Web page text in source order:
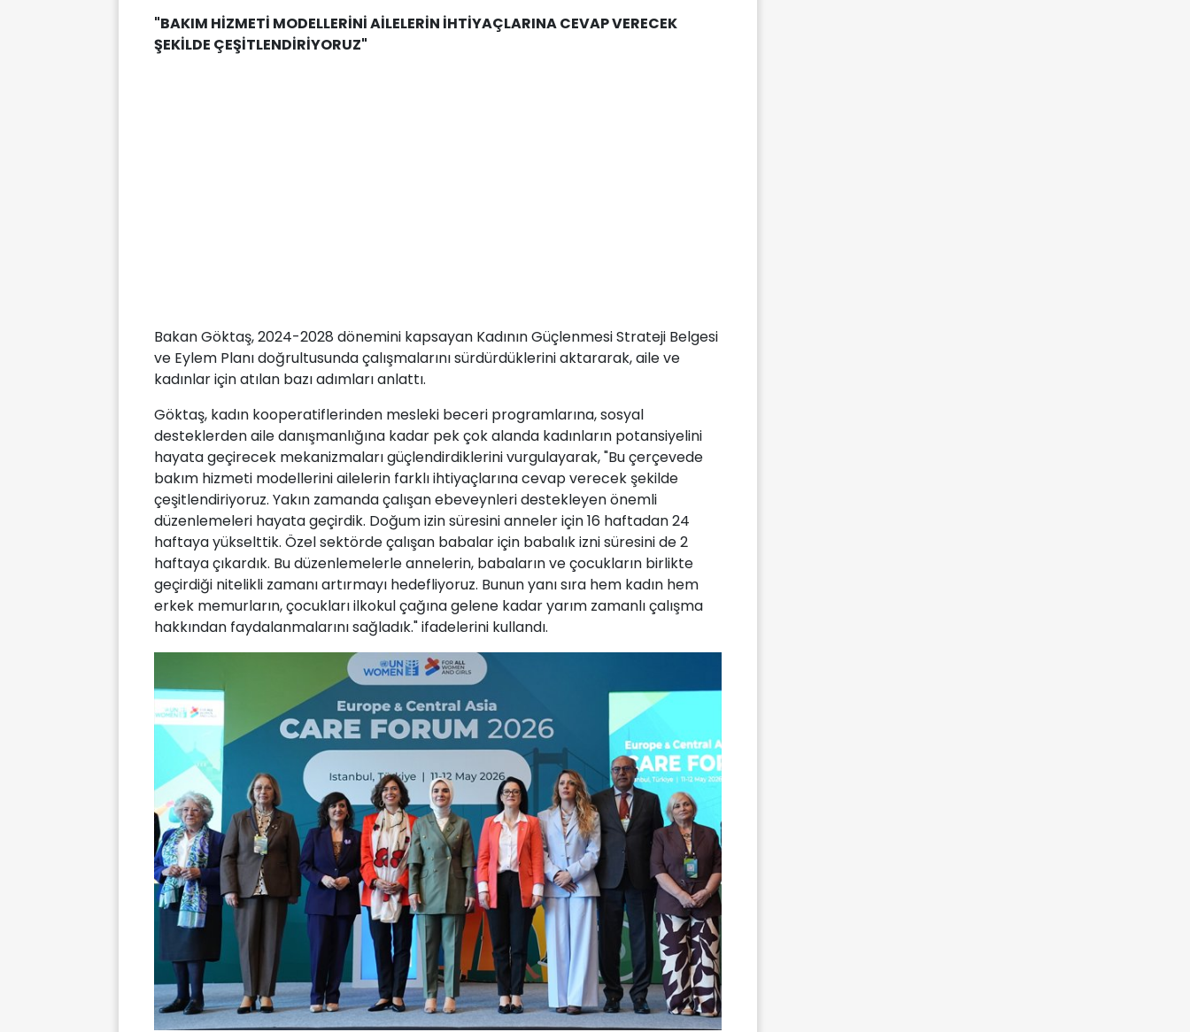
"BAKIM HİZMETİ MODELLERİNİ AİLELERİN İHTİYAÇLARINA CEVAP VERECEK
ŞEKİLDE ÇEŞİTLENDİRİYORUZ"
Bakan Göktaş, 2024-2028 dönemini kapsayan Kadının Güçlenmesi Strateji Belgesi
ve Eylem Planı doğrultusunda çalışmalarını sürdürdüklerini aktararak, aile ve
kadınlar için atılan bazı adımları anlattı.
Göktaş, kadın kooperatiflerinden mesleki beceri programlarına, sosyal
desteklerden aile danışmanlığına kadar pek çok alanda kadınların potansiyelini
hayata geçirecek mekanizmaları güçlendirdiklerini vurgulayarak, "Bu çerçevede
bakım hizmeti modellerini ailelerin farklı ihtiyaçlarına cevap verecek şekilde
çeşitlendiriyoruz. Yakın zamanda çalışan ebeveynleri destekleyen önemli
düzenlemeleri hayata geçirdik. Doğum izin süresini anneler için 16 haftadan 24
haftaya yükselttik. Özel sektörde çalışan babalar için babalık izni süresini de 2
haftaya çıkardık. Bu düzenlemelerle annelerin, babaların ve çocukların birlikte
geçirdiği nitelikli zamanı artırmayı hedefliyoruz. Bunun yanı sıra hem kadın hem
erkek memurların, çocukları ilkokul çağına gelene kadar yarım zamanlı çalışma
hakkından faydalanmalarını sağladık." ifadelerini kullandı.